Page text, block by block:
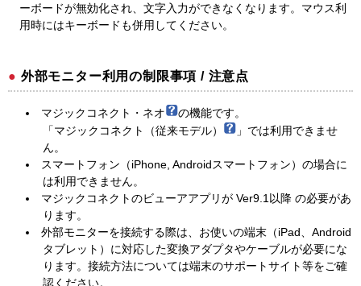
ーボードが無効化され、文字入力ができなくなります。マウス利
用時にはキーボードも併用してください。
外部モニター利用の制限事項 / 注意点
マジックコネクト・ネオ
の機能です。
「マジックコネクト（従来モデル）
」では利用できませ
ん。
スマートフォン（iPhone, Androidスマートフォン）の場合に
は利用できません。
マジックコネクトのビューアアプリが Ver9.1以降 の必要があ
ります。
外部モニターを接続する際は、お使いの端末（iPad、Android
タブレット）に対応した変換アダプタやケーブルが必要にな
ります。接続方法については端末のサポートサイト等をご確
認ください。